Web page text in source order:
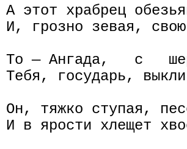
А этот храбрец
И, грозно зевая, свою
То — Ангада,   с
Тебя, государь,
Он, тяжко ступая,
И в ярости хлещет